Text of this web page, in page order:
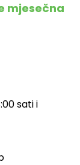
mjesečna
sati i